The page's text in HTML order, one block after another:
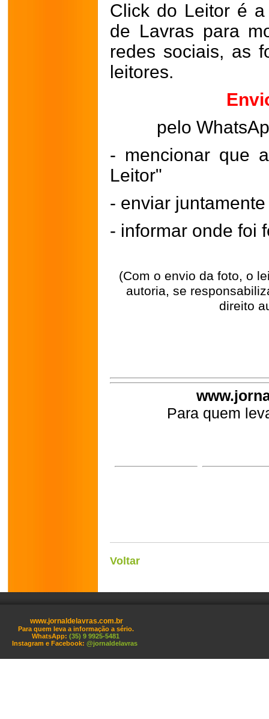
Click do Leitor é
de Lavras para
redes sociais, as
leitores.
pelo
- mencionar que
Leitor"
- enviar
- informar onde foi
(Com o envio da foto, o
autoria, se
direito
Para quem
Voltar
www.jornaldelavras.com.br
Para quem leva a informação a sério.
WhatsApp: (35) 9 9925-5481
Instagram e Facebook: @jornaldelavras